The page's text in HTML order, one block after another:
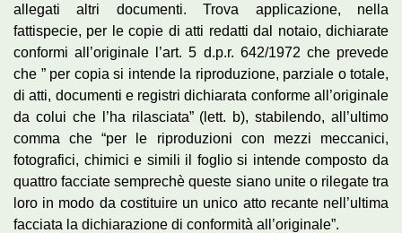
allegati altri documenti. Trova applicazione, nella
fattispecie, per le copie di atti redatti dal notaio, dichiarate
conformi all’originale l’art. 5 d.p.r. 642/1972 che prevede
che ” per copia si intende la riproduzione, parziale o totale,
di atti, documenti e registri dichiarata conforme all’originale
da colui che l’ha rilasciata” (lett. b), stabilendo, all’ultimo
comma che “per le riproduzioni con mezzi meccanici,
fotografici, chimici e simili il foglio si intende composto da
quattro facciate semprechè queste siano unite o rilegate tra
loro in modo da costituire un unico atto recante nell’ultima
facciata la dichiarazione di conformità all’originale”.